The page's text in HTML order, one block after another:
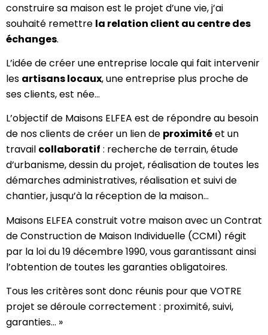
construire sa maison est le projet d’une vie, j’ai
souhaité remettre la relation client au centre des
échanges.
L’idée de créer une entreprise locale qui fait intervenir
les artisans locaux, une entreprise plus proche de
ses clients, est née…
L’objectif de Maisons ELFEA est de répondre au besoin
de nos clients de créer un lien de proximitéet un
travail collaboratif : recherche de terrain, étude
d’urbanisme, dessin du projet, réalisation de toutes les
démarches administratives, réalisation et suivi de
chantier, jusqu’à la réception de la maison…
Maisons ELFEA construit votre maison avec un Contrat
de Construction de Maison Individuelle (CCMI) régit
par la loi du 19 décembre 1990, vous garantissant ainsi
l’obtention de toutes les garanties obligatoires.
Tous les critères sont donc réunis pour que VOTRE
projet se déroule correctement : proximité, suivi,
garanties… »